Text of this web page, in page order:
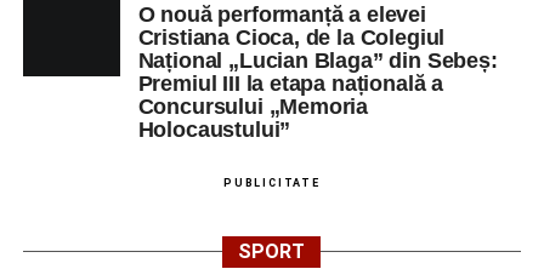
O nouă performanță a elevei
Cristiana Cioca, de la Colegiul
Național „Lucian Blaga” din Sebeș:
Premiul III la etapa națională a
Concursului „Memoria
Holocaustului”
PUBLICITATE
SPORT